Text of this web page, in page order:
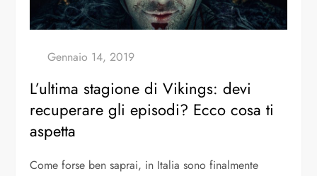
L’ultima stagione di Vikings: devi
recuperare gli episodi? Ecco cosa ti
aspetta
Come forse ben saprai, in Italia sono finalmente